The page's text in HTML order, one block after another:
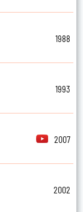
1988
1993
2007
2002